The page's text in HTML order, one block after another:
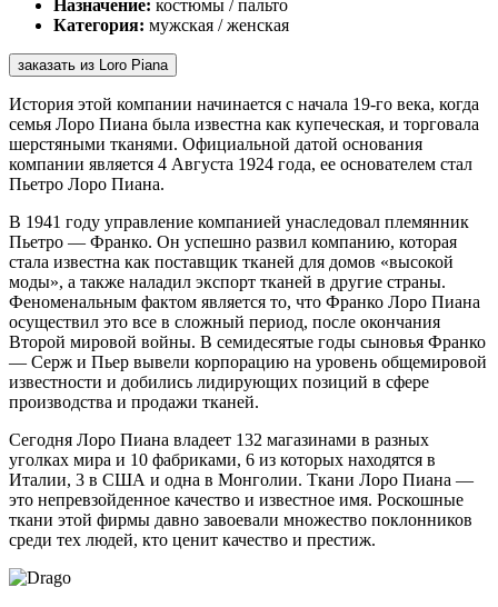
Назначение: костюмы / пальто
Категория: мужская / женская
заказать из Loro Piana
История этой компании начинается с начала 19-го века, когда
семья Лоро Пиана была известна как купеческая, и торговала
шерстяными тканями. Официальной датой основания
компании является 4 Августа 1924 года, ее основателем стал
Пьетро Лоро Пиана.
В 1941 году управление компанией унаследовал племянник
Пьетро — Франко. Он успешно развил компанию, которая
стала известна как поставщик тканей для домов «высокой
моды», а также наладил экспорт тканей в другие страны.
Феноменальным фактом является то, что Франко Лоро Пиана
осуществил это все в сложный период, после окончания
Второй мировой войны. В семидесятые годы сыновья Франко
— Серж и Пьер вывели корпорацию на уровень общемировой
известности и добились лидирующих позиций в сфере
производства и продажи тканей.
Сегодня Лоро Пиана владеет 132 магазинами в разных
уголках мира и 10 фабриками, 6 из которых находятся в
Италии, 3 в США и одна в Монголии. Ткани Лоро Пиана —
это непревзойденное качество и известное имя. Роскошные
ткани этой фирмы давно завоевали множество поклонников
среди тех людей, кто ценит качество и престиж.